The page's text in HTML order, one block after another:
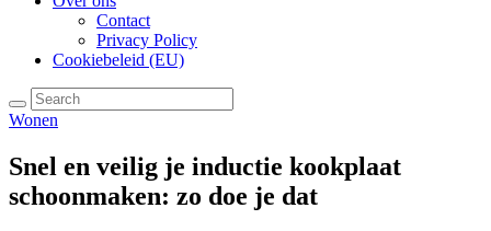
Contact
Privacy Policy
Cookiebeleid (EU)
Wonen
Snel en veilig je inductie kookplaat
schoonmaken: zo doe je dat